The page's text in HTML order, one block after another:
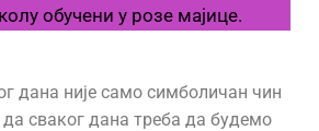
обучени у розе мајице.
дана није само симболичан чин
да сваког дана треба да будемо